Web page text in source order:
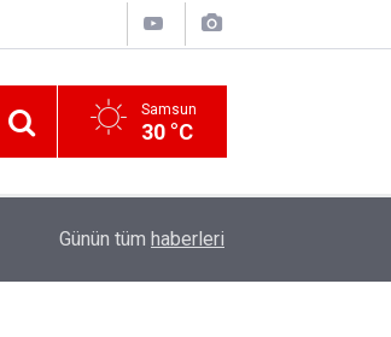
Samsun
30 °C
Atıl bina sosyal yaşam merkezine dönüştürüldü
Günün tüm haberleri